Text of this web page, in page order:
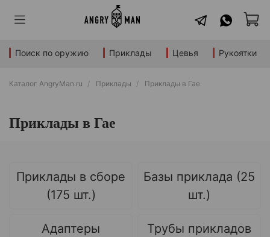
Поиск по оружию Приклады Цевья Рукоятки
Каталог AngryMan.ru Приклады Приклады в Гае
Приклады в Гае
Приклады в сборе
(175 шт.)
Базы приклада (25
шт.)
Адаптеры
Трубы прикладов